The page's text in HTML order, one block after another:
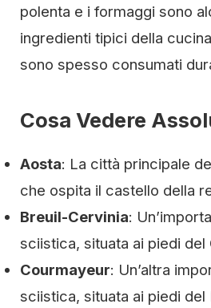
polenta e i formaggi sono
ingredienti tipici della
sono spesso consumati
Cosa Vedere
Aosta: La città principale
che ospita il castello della
Breuil-Cervinia:
sciistica, situata ai piedi del
Courmayeur: Un’altra
sciistica, situata ai piedi del